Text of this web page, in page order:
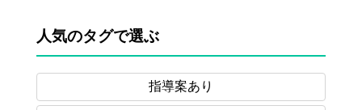
人気のタグで選ぶ
指導案あり